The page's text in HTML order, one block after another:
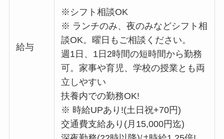
給与
※シフト相談OK
※ ランチのみ、夜のみなどシフト相
談OK。曜日もご相談ください。
週1日、1日2時間の短時間から勤務
可。家事や育児、学校の授業とも両
立しやすい
扶養内での勤務OK!
※ 時給UPあり!(土日祝+70円)
交通費支給あり(月15,000円迄)